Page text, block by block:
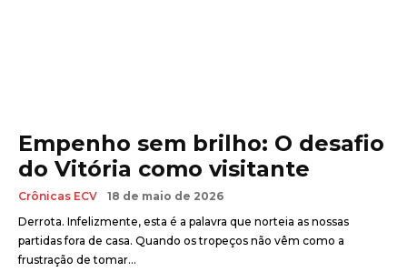
Empenho sem brilho: O desafio
do Vitória como visitante
Crônicas ECV
18 de maio de 2026
Derrota. Infelizmente, esta é a palavra que norteia as nossas
partidas fora de casa. Quando os tropeços não vêm como a
frustração de tomar...